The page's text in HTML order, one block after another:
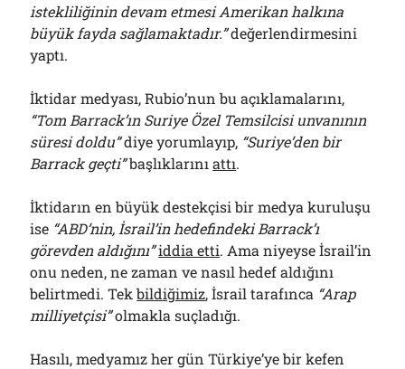
istekliliğinin devam etmesi Amerikan halkına
büyük fayda sağlamaktadır.”değerlendirmesini
yaptı.
İktidar medyası, Rubio’nun bu açıklamalarını,
“Tom Barrack’ın Suriye Özel Temsilcisi unvanının
süresi doldu”diye yorumlayıp, “Suriye’den bir
Barrack geçti”başlıklarınıattı.
İktidarın en büyük destekçisi bir medya kuruluşu
ise “ABD’nin, İsrail’in hedefindeki Barrack’ı
görevden aldığını”iddia etti. Ama niyeyse İsrail’in
onu neden, ne zaman ve nasıl hedef aldığını
belirtmedi. Tekbildiğimiz, İsrail tarafınca “Arap
milliyetçisi”olmakla suçladığı.
Hasılı, medyamız her gün Türkiye’ye bir kefen